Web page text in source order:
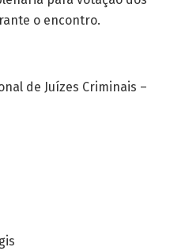
o encontro.
de Juízes Criminais –